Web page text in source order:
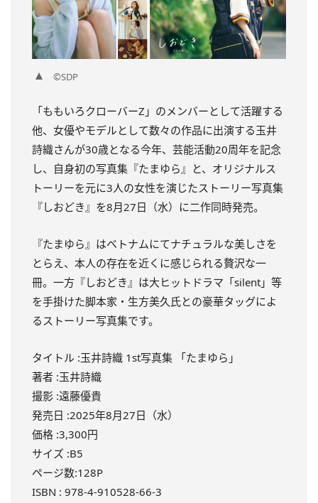
©SDP
「ももいろクローバーZ」のメンバーとして活躍する
他、女優やモデルとして数々の作品に出演する玉井
詩織さんが30歳となる今年、芸能活動20周年を記念
し、自身初の写真集『たまゆら』と、オリジナルス
トーリーを元に3人の女性を演じたストーリー写真集
『しおどき』を8月27日（水）に二作同時発売。
『たまゆら』はベトナムにてナチュラルな美しさを
とらえ、本人の存在を近くに感じられる贅沢な一
冊。一方『しおどき』は大ヒットドラマ「silent」等
を手掛けた脚本家・生方美久氏との豪華タッグによ
るストーリー写真集です。
タイトル :玉井詩織 1st写真集 「たまゆら」
著者 :玉井詩織
撮影 :遠藤優貴
発売日 :2025年8月27日（水）
価格 :3,300円
サイズ :B5
ページ数:128P
ISBN : 978-4-910528-66-3